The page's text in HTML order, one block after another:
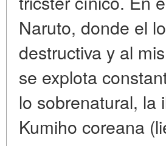
Naruto, donde el
destructiva y al
se explota
lo sobrenatural, la
Kumiho coreana